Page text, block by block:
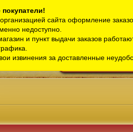
Телефон интернет-
Телефон розничного
Работаем ежедневно
сайта оформление
недоступно.
и пункт выдачи заказов
извинения за доставленные